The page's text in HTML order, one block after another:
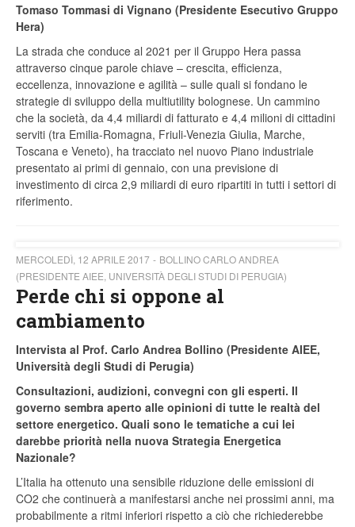
Tomaso Tommasi di Vignano (Presidente Esecutivo Gruppo
Hera)
La strada che conduce al 2021 per il Gruppo Hera passa
attraverso cinque parole chiave – crescita, efficienza,
eccellenza, innovazione e agilità – sulle quali si fondano le
strategie di sviluppo della multiutility bolognese. Un cammino
che la società, da 4,4 miliardi di fatturato e 4,4 milioni di cittadini
serviti (tra Emilia-Romagna, Friuli-Venezia Giulia, Marche,
Toscana e Veneto), ha tracciato nel nuovo Piano industriale
presentato ai primi di gennaio, con una previsione di
investimento di circa 2,9 miliardi di euro ripartiti in tutti i settori di
riferimento.
MERCOLEDÌ, 12 APRILE 2017
BOLLINO CARLO ANDREA
(PRESIDENTE AIEE, UNIVERSITÀ DEGLI STUDI DI PERUGIA)
Perde chi si oppone al
cambiamento
Intervista al Prof. Carlo Andrea Bollino (Presidente AIEE,
Università degli Studi di Perugia)
Consultazioni, audizioni, convegni con gli esperti. Il
governo sembra aperto alle opinioni di tutte le realtà del
settore energetico. Quali sono le tematiche a cui lei
darebbe priorità nella nuova Strategia Energetica
Nazionale?
L’Italia ha ottenuto una sensibile riduzione delle emissioni di
CO2 che continuerà a manifestarsi anche nei prossimi anni, ma
probabilmente a ritmi inferiori rispetto a ciò che richiederebbe